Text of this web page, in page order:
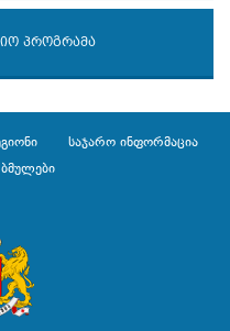
პროგრამა
საჯარო ინფორმაცია
ბმულები